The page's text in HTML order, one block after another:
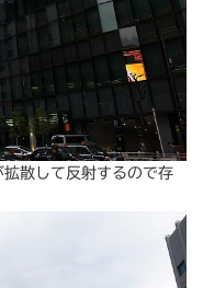
散して反射するので存